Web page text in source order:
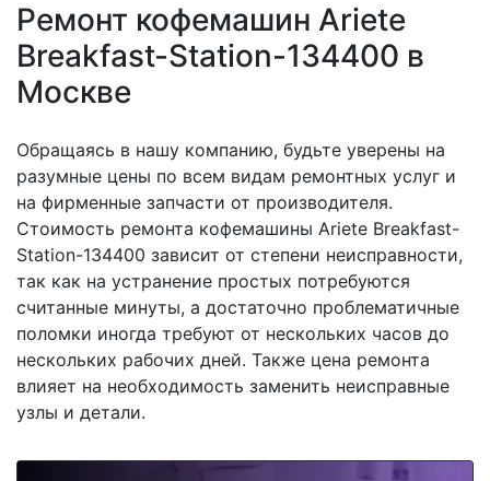
Ремонт кофемашин Ariete
Breakfast-Station-134400 в
Москве
Обращаясь в нашу компанию, будьте уверены на
разумные цены по всем видам ремонтных услуг и
на фирменные запчасти от производителя.
Стоимость ремонта кофемашины Ariete Breakfast-
Station-134400 зависит от степени неисправности,
так как на устранение простых потребуются
считанные минуты, а достаточно проблематичные
поломки иногда требуют от нескольких часов до
нескольких рабочих дней. Также цена ремонта
влияет на необходимость заменить неисправные
узлы и детали.